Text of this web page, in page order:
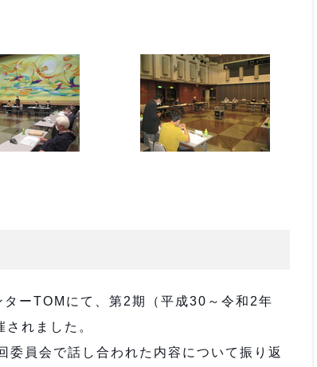
ーTOMにて、第2期（平成30～令和2年
れました。
員会で話し合われた内容について振り返